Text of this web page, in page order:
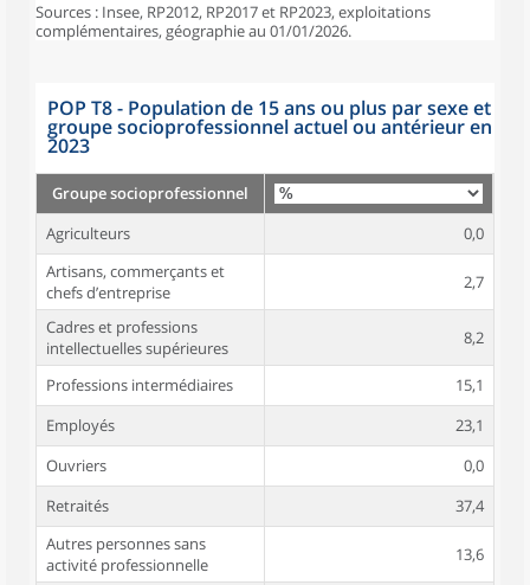
Sources : Insee, RP2012, RP2017 et RP2023, exploitations
complémentaires, géographie au 01/01/2026.
POP T8 - Population de 15 ans ou plus par sexe et
groupe socioprofessionnel actuel ou antérieur en
2023
Groupe socioprofessionnel
Agriculteurs
0,0
Artisans, commerçants et
chefs d’entreprise
2,7
Cadres et professions
intellectuelles supérieures
8,2
Professions intermédiaires
15,1
Employés
23,1
Ouvriers
0,0
Retraités
37,4
Autres personnes sans
activité professionnelle
13,6